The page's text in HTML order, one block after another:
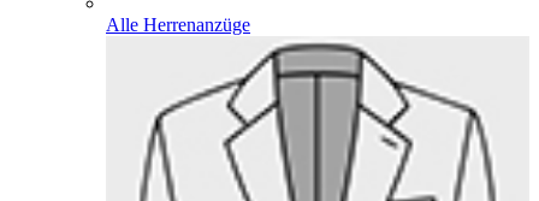
Alle Herrenanzüge